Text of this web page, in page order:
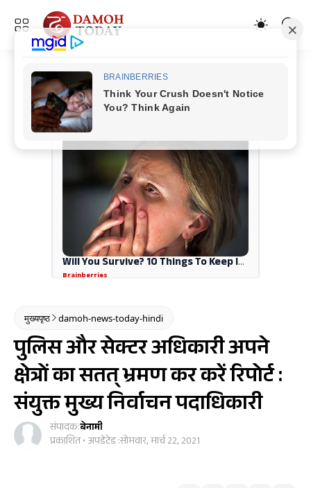
ADVERTISEMENT
मुख्यपृष्ठ damoh-news-today-hindi
पुलिस और सेक्टर अधिकारी अपने
क्षेत्रों का सतत् भ्रमण कर करें रिपोर्ट :
संयुक्त मुख्य निर्वाचन पदाधिकारी
संपादक:बेनामी
प्रकाशित • अपडेटेड :सोमवार, मार्च 22, 2021